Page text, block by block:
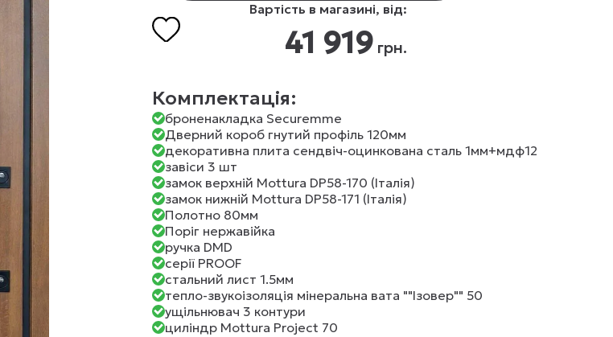
Вартість в магазині, від:
41 919грн.
Комплектація:
броненакладка Securemme
Дверний короб гнутий профіль 120мм
декоративна плита сендвіч-оцинкована сталь 1мм+мдф12
завіси 3 шт
замок верхній Mottura DP58-170 (Італія)
замок нижній Mottura DP58-171 (Італія)
Полотно 80мм
Поріг нержавійка
ручка DMD
серії PROOF
стальний лист 1.5мм
тепло-звукоізоляція мінеральна вата ""Ізовер"" 50
ущільнювач 3 контури
циліндр Mottura Project 70